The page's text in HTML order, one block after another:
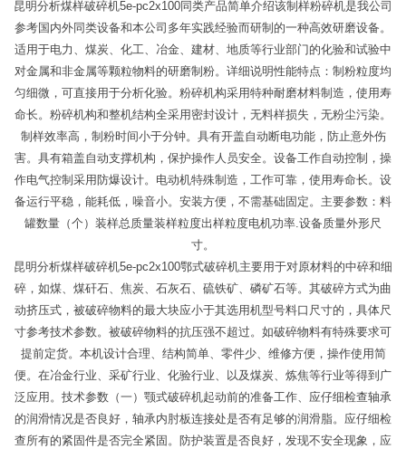
昆明分析煤样破碎机5e-pc2x100同类产品简单介绍该制样粉碎机是我公司
参考国内外同类设备和本公司多年实践经验而研制的一种高效研磨设备。
适用于电力、煤炭、化工、冶金、建材、地质等行业部门的化验和试验中
对金属和非金属等颗粒物料的研磨制粉。详细说明性能特点：制粉粒度均
匀细微，可直接用于分析化验。粉碎机构采用特种耐磨材料制造，使用寿
命长。粉碎机构和整机结构全采用密封设计，无料样损失，无粉尘污染。
制样效率高，制粉时间小于分钟。具有开盖自动断电功能，防止意外伤
害。具有箱盖自动支撑机构，保护操作人员安全。设备工作自动控制，操
作电气控制采用防爆设计。电动机特殊制造，工作可靠，使用寿命长。设
备运行平稳，能耗低，噪音小。安装方便，不需基础固定。主要参数：料
罐数量（个）装样总质量装样粒度出样粒度电机功率.设备质量外形尺
寸。
昆明分析煤样破碎机5e-pc2x100鄂式破碎机主要用于对原材料的中碎和细
碎，如煤、煤矸石、焦炭、石灰石、硫铁矿、磷矿石等。其破碎方式为曲
动挤压式，被破碎物料的最大块应小于其选用机型号料口尺寸的，具体尺
寸参考技术参数。被破碎物料的抗压强不超过。如破碎物料有特殊要求可
提前定货。本机设计合理、结构简单、零件少、维修方便，操作使用简
便。在冶金行业、采矿行业、化验行业、以及煤炭、炼焦等行业等得到广
泛应用。技术参数（一）颚式破碎机起动前的准备工作、应仔细检查轴承
的润滑情况是否良好，轴承内肘板连接处是否有足够的润滑脂。应仔细检
查所有的紧固件是否完全紧固。防护装置是否良好，发现不安全现象，应